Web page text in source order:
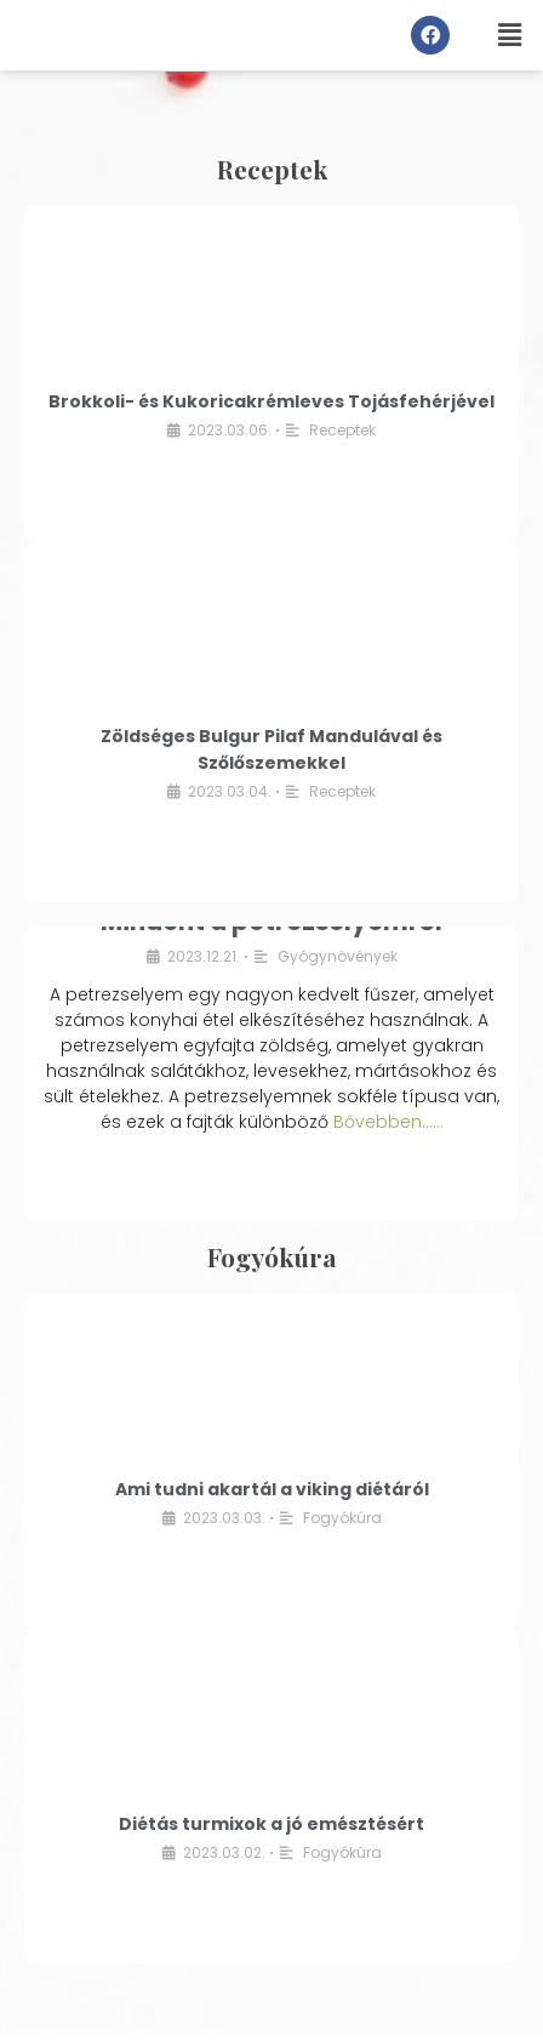
Receptek
Brokkoli- és Kukoricakrémleves Tojásfehérjével
2023.03.06. • Receptek
Zöldséges Bulgur Pilaf Mandulával és
Szőlőszemekkel
2023.03.04. • Receptek
Mindent a petrezselyemről
2023.12.21. • Gyógynövények
A petrezselyem egy nagyon kedvelt fűszer, amelyet
számos konyhai étel elkészítéséhez használnak. A
petrezselyem egyfajta zöldség, amelyet gyakran
használnak salátákhoz, levesekhez, mártásokhoz és
sült ételekhez. A petrezselyemnek sokféle típusa van,
és ezek a fajták különbözőBővebben...…
Fogyókúra
Ami tudni akartál a viking diétáról
2023.03.03. • Fogyókúra
Diétás turmixok a jó emésztésért
2023.03.02. • Fogyókúra